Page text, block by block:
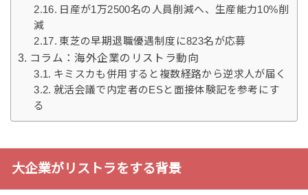
日産が1万2500名の人員削減へ、生産能力10%削
減
東芝の早期退職優遇制度に823名が応募
コラム：海外企業のリストラ動向
キミスカも併用すると複数経路から逆求人が届く
就活会議で内定者のESと面接体験記を参考にす
る
大企業がリストラをする背景